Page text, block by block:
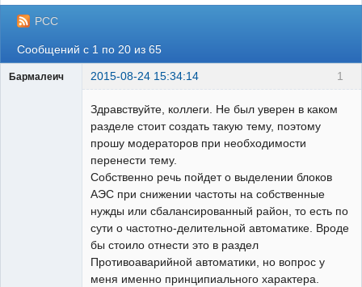
РСС
Сообщений с 1 по 20 из 65
1
Бармалеич 2015-08-24 15:34:14
Здравствуйте, коллеги. Не был уверен в каком
разделе стоит создать такую тему, поэтому
прошу модераторов при необходимости
перенести тему.
Собственно речь пойдет о выделении блоков
АЭС при снижении частоты на собственные
нужды или сбалансированный район, то есть по
сути о частотно-делительной автоматике. Вроде
бы стоило отнести это в раздел
Противоаварийной автоматики, но вопрос у
меня именно принципиального характера.